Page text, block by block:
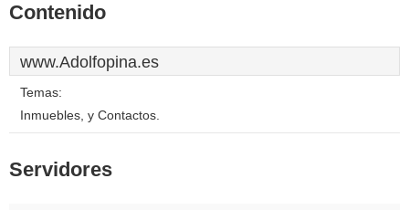
Contenido
www.Adolfopina.es
Temas:
Inmuebles, y Contactos.
Servidores